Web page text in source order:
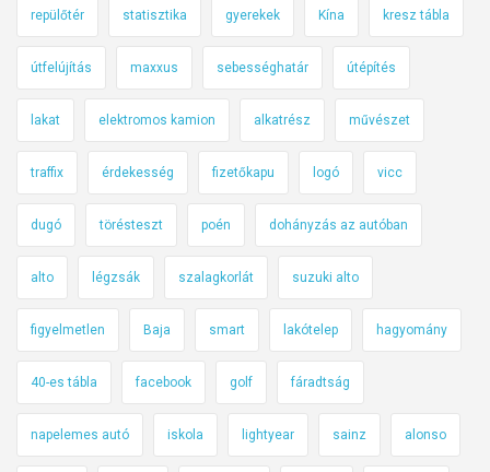
repülőtér statisztika gyerekek Kína kresz tábla
útfelújítás maxxus sebességhatár útépítés
lakat elektromos kamion alkatrész művészet
traffix érdekesség fizetőkapu logó vicc
dugó törésteszt poén dohányzás az autóban
alto légzsák szalagkorlát suzuki alto
figyelmetlen Baja smart lakótelep hagyomány
40-es tábla facebook golf fáradtság
napelemes autó iskola lightyear sainz alonso